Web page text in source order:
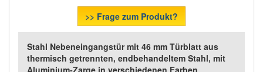
>> Frage zum Produkt?
Stahl Nebeneingangstür mit 46 mm Türblatt aus
thermisch getrennten, endbehandeltem Stahl, mit
Aluminium-Zarge in verschiedenen Farben